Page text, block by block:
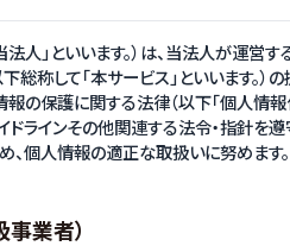
人」といいます。）は、当法人が運営す
下総称して「本サービス」といいます。
の保護に関する法律（以下「個人情報
ラインその他関連する法令・指針を遵
め、個人情報の適正な取扱いに努めます。
業者）